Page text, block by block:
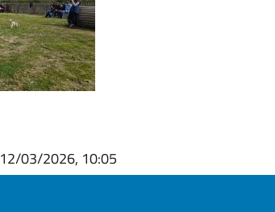
12/03/2026, 10:05